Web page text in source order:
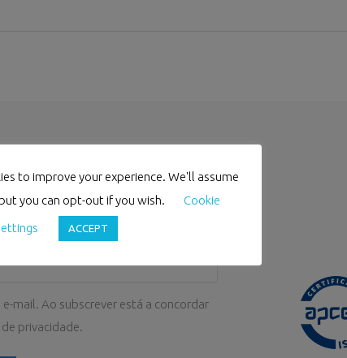
Newsletter
mail. Ao subscrever está a concordar
privacidade.
to improve your experience. We'll assume
you can opt-out if you wish.
Cookie
ACCEPT